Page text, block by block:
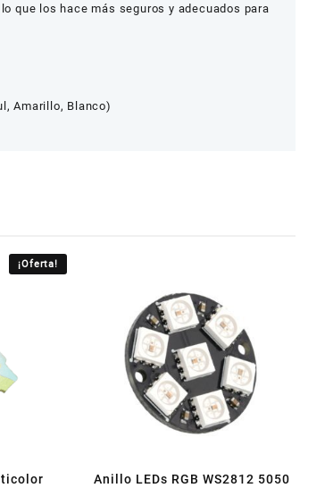
que los hace más seguros y adecuados para
Amarillo, Blanco)
¡Oferta!
Anillo LEDs RGB WS2812 5050